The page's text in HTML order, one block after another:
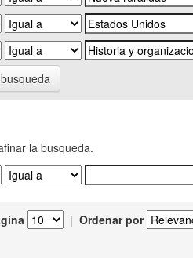
la busqueda.
| Ordenar por